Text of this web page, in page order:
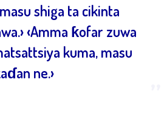
shiga ta cikinta
‹Amma ƙofar zuwa
kuma, masu
ne.›